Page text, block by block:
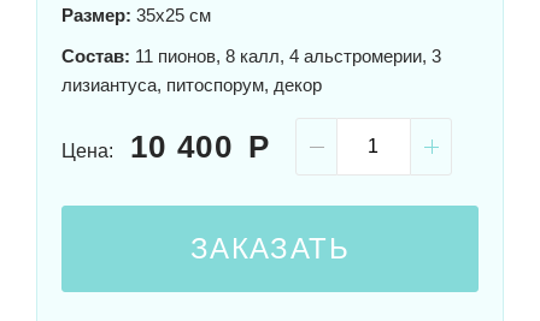
Размер: 35x25 см
Состав: 11 пионов, 8 калл, 4 альстромерии, 3
лизиантуса, питоспорум, декор
Цена: 10 400
ЗАКАЗАТЬ